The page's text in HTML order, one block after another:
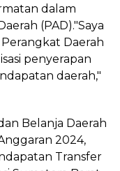
dalam
(PAD)."Saya
Daerah
penyerapan
daerah,"
Belanja Daerah
2024,
Transfer